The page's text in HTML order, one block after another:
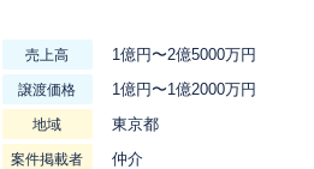
売上高 1億円〜2億5000万円
譲渡価格 1億円〜1億2000万円
地域 東京都
案件掲載者 仲介